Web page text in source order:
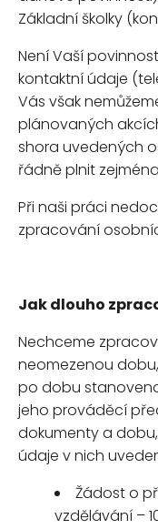
Základní školky
Není Vaší
kontaktní údaje
Vás však
plánovaných
shora uvedených
řádně plnit
Při naši práci
zpracování
Jak dlouho
Nechceme
neomezenou
po dobu
jeho prováděcí
dokumenty a
údaje v nich
Žádost o
vzdělávání –